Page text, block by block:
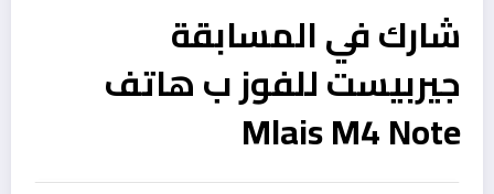
شارك في المسابقة
جيربيست للفوز ب هاتف
Mlais M4 Note